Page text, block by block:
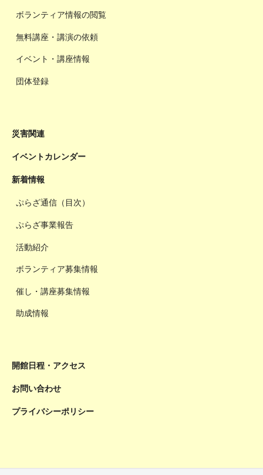
ボランティア情報の閲覧
無料講座・講演の依頼
イベント・講座情報
団体登録
災害関連
イベントカレンダー
新着情報
ぷらざ通信（目次）
ぷらざ事業報告
活動紹介
ボランティア募集情報
催し・講座募集情報
助成情報
開館日程・アクセス
お問い合わせ
プライバシーポリシー